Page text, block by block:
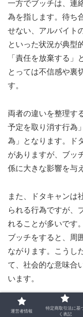
一方でブッチは、連
為を指します。待ち
せない、アルバイト
といった状況が典型
「責任を放棄する」
とっては不信感や裏
す。
両者の違いを整理す
予定を取り消す行為
為」となります。ド
がありますが、ブッ
係に大きな影響を与
また、ドタキャンは
られる行為ですが、
れることが多いです
ブッチをすると、周
ながります。こうし
て、社会的な意味合
います。
ブッチと「ばっ
運営者情報
特定商取引法に基
く表記